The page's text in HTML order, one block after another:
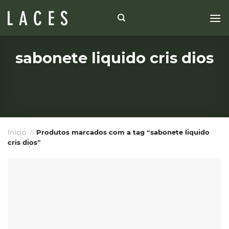
sabonete liquido cris dios
Início /
Produtos marcados com a tag “sabonete liquido
cris dios”